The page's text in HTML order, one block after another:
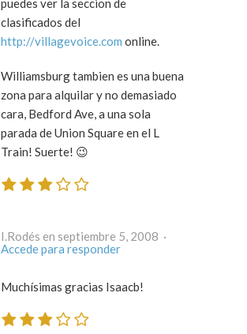
puedes ver la seccion de
clasificados del
http://villagevoice.com online.
Williamsburg tambien es una buena
zona para alquilar y no demasiado
cara, Bedford Ave, a una sola
parada de Union Square en el L
Train! Suerte! 😉
I.Rodés en septiembre 5, 2008 ·
Accede para responder
Muchísimas gracias Isaacb!